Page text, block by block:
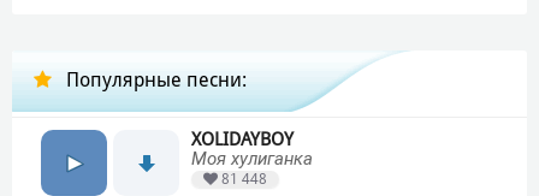
Популярные песни:
XOLIDAYBOY
Моя хулиганка
81 448